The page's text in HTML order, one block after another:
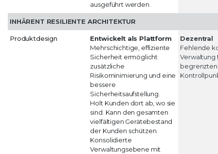
ausgeführt werden.
INHÄRENT RESILIENTE ARCHITEKTUR
Produktdesign
Entwickelt als Plattform
Mehrschichtige, effiziente
Sicherheit ermöglicht
zusätzliche
Risikominimierung und eine
bessere
Sicherheitsaufstellung.
Holt Kunden dort ab, wo sie
sind. Kann den gesamten
vielfältigen Gerätebestand
der Kunden schützen.
Konsolidierte
Verwaltungsebene mit
Dezentral
Fehlende
Verwaltung